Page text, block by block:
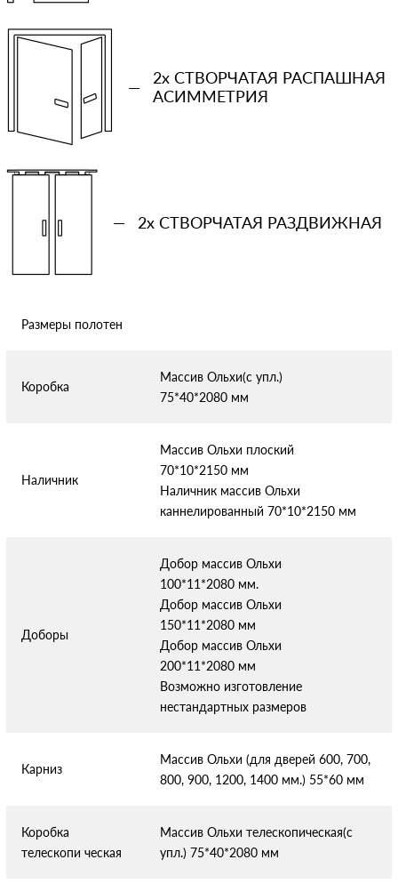
—
2x СТВОРЧАТАЯ РАСПАШНАЯ
АСИММЕТРИЯ
— 2x СТВОРЧАТАЯ РАЗДВИЖНАЯ
Размеры полотен
Коробка
Массив Ольхи(с упл.)
75*40*2080 мм
Наличник
Массив Ольхи плоский
70*10*2150 мм
Наличник массив Ольхи
каннелированный 70*10*2150 мм
Доборы
Добор массив Ольхи
100*11*2080 мм.
Добор массив Ольхи
150*11*2080 мм
Добор массив Ольхи
200*11*2080 мм
Возможно изготовление
нестандартных размеров
Карниз
Массив Ольхи (для дверей 600, 700,
800, 900, 1200, 1400 мм.) 55*60 мм
Коробка
телескопи ческая
Массив Ольхи телескопическая(с
упл.) 75*40*2080 мм
Сообщение
Отправляя форму вы соглашаетесь с условиями